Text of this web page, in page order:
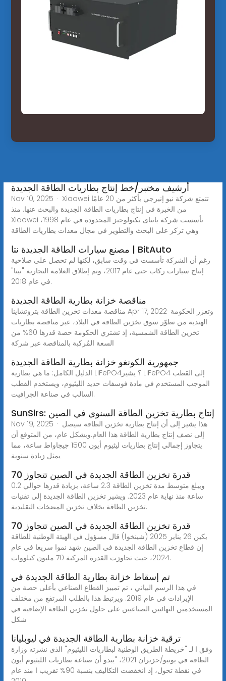
أرشيف مختبر/خط إنتاج بطاريات الطاقة الجديدة
Nov 10, 2025 · Xiaowei تتمتع شركة نيو إنيرجي بأكثر من 20 عامًا
من الخبرة في إنتاج بطاريات الطاقة الجديدة والبحث عنها. منذ
Xiaowei تأسست شركة يانتاى تكنولوجيز المحدودة في عام 1998،
وهي تركز على البحث والتطوير في مجال معدات بطاريات الطاقة
مصنع سيارات الطاقة الجديدة نتا | BitAuto
رغم أن الشركة تأسست في وقت سابق، لكنها لم تحصل على صلاحية
إنتاج سيارات ركاب حتى عام 2017، وتم إطلاق العلامة التجارية "نيتا"
في عام 2018.
مناقصة خزانة بطارية الطاقة الجديدة
مناقصة معدات تخزين الطاقة بتروتشاينا Apr 17, 2022· وتعزز الحكومة
الهندية من تطوّر سوق تخزين الطاقة في البلاد، عبر مناقصة بطاريات
تخزين الطاقة الشمسية، إذ تشتري الحكومة حصة قدرها 60% من
السعة المُركبة بالمناقصة عبر شركة
جمهورية الكونغو خزانة بطارية الطاقة الجديدة
الدليل الكامل: ما هي بطارية LiFePO4؟ يشير LiFePO4 إلى القطب
الموجب المستخدم في مادة فوسفات حديد الليثيوم، ويستخدم القطب
السالب في صناعة الجرافيت.
SunSirs: إنتاج بطارية تخزين الطاقة السنوي في الصين
Nov 19, 2025 · هذا يشير إلى أن إنتاج بطارية تخزين الطاقة سيصل
إلى نصف إنتاج بطارية الطاقة هذا العام.وبشكل عام، من المتوقع أن
يتجاوز إجمالي إنتاج بطاريات ليثيوم أيون 1500 جيجاواط ساعة، مما
يمثل زيادة سنوية
قدرة تخزين الطاقة الجديدة في الصين تتجاوز 70
ويبلغ متوسط مدة تخزين الطاقة 2.3 ساعة، بزيادة قدرها حوالي 0.2
ساعة منذ نهاية عام 2023. ويشير تخزين الطاقة الجديدة إلى تقنيات
تخزين الطاقة بخلاف تخزين المضخات التقليدية.
قدرة تخزين الطاقة الجديدة في الصين تتجاوز 70
بكين 26 يناير 2025 (شينخوا) قال مسؤول في الهيئة الوطنية للطاقة
إن قطاع تخزين الطاقة الجديدة في الصين شهد نموا سريعا في عام
2024، حيث تجاوزت القدرة المركبة 70 مليون كيلووات.
تم إسقاط خزانة بطارية الطاقة الجديدة في
في هذا الرسم البياني ، تم تمييز القطاع الصناعي بأعلى حصة من
الإيرادات في عام 2019. ويرتبط هذا بالطلب المرتفع من مختلف
المستخدمين النهائيين الصناعيين على حلول تخزين الطاقة الإضافية في
شكل
ترقية خزانة بطارية الطاقة الجديدة في ليوبليانا
وفق ا لـ "خريطة الطريق الوطنية لبطاريات الليثيوم" الذي نشرته وزارة
الطاقة في يونيو/حزيران 2021، "يبدو أن صناعة بطاريات الليثيوم أيون
في نقطة تحول، إذ انخفضت التكاليف بنسبة 90% تقريب ا منذ عام